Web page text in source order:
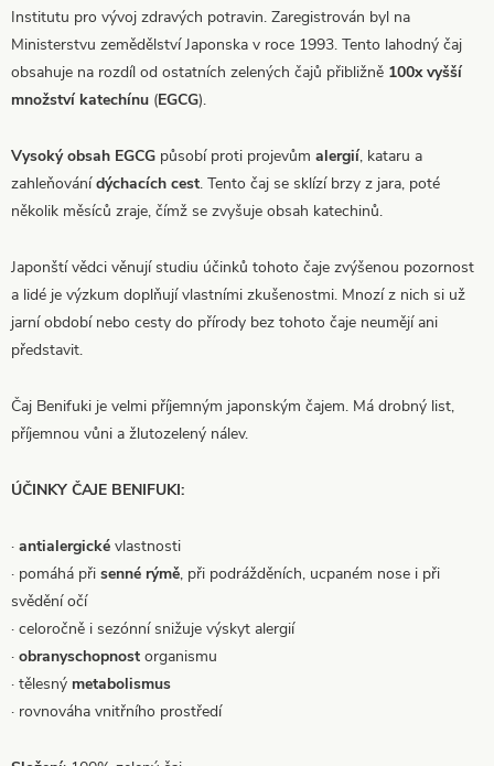
Institutu pro vývoj zdravých potravin. Zaregistrován byl na
Ministerstvu zemědělství Japonska v roce 1993. Tento lahodný čaj
obsahuje na rozdíl od ostatních zelených čajů přibližně 100x vyšší
množství katechínu (EGCG).
Vysoký obsah EGCG působí proti projevům alergií, kataru a
zahleňovánídýchacích cest. Tento čaj se sklízí brzy z jara, poté
několik měsíců zraje, čímž se zvyšuje obsah katechinů.
Japonští vědci věnují studiu účinků tohoto čaje zvýšenou pozornost
a lidé je výzkum doplňují vlastními zkušenostmi. Mnozí z nich si už
jarní období nebo cesty do přírody bez tohoto čaje neumějí ani
představit.
Čaj Benifuki je velmi příjemným japonským čajem. Má drobný list,
příjemnou vůni a žlutozelený nálev.
ÚČINKY ČAJE BENIFUKI:
· antialergické vlastnosti
· pomáhá při senné rýmě, při podrážděních, ucpaném nose i při
svědění očí
· celoročně i sezónní snižuje výskyt alergií
· obranyschopnost organismu
· tělesný metabolismus
· rovnováha vnitřního prostředí